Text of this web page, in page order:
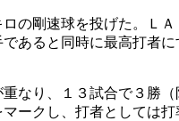
の剛速球を投げた。Ｌ
あると同時に最高打者
なり、１３試合で３勝
ークし、打者としては